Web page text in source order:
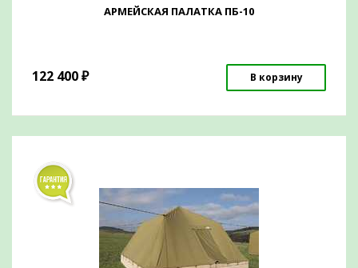
АРМЕЙСКАЯ ПАЛАТКА ПБ-10
122 400₽ В корзину